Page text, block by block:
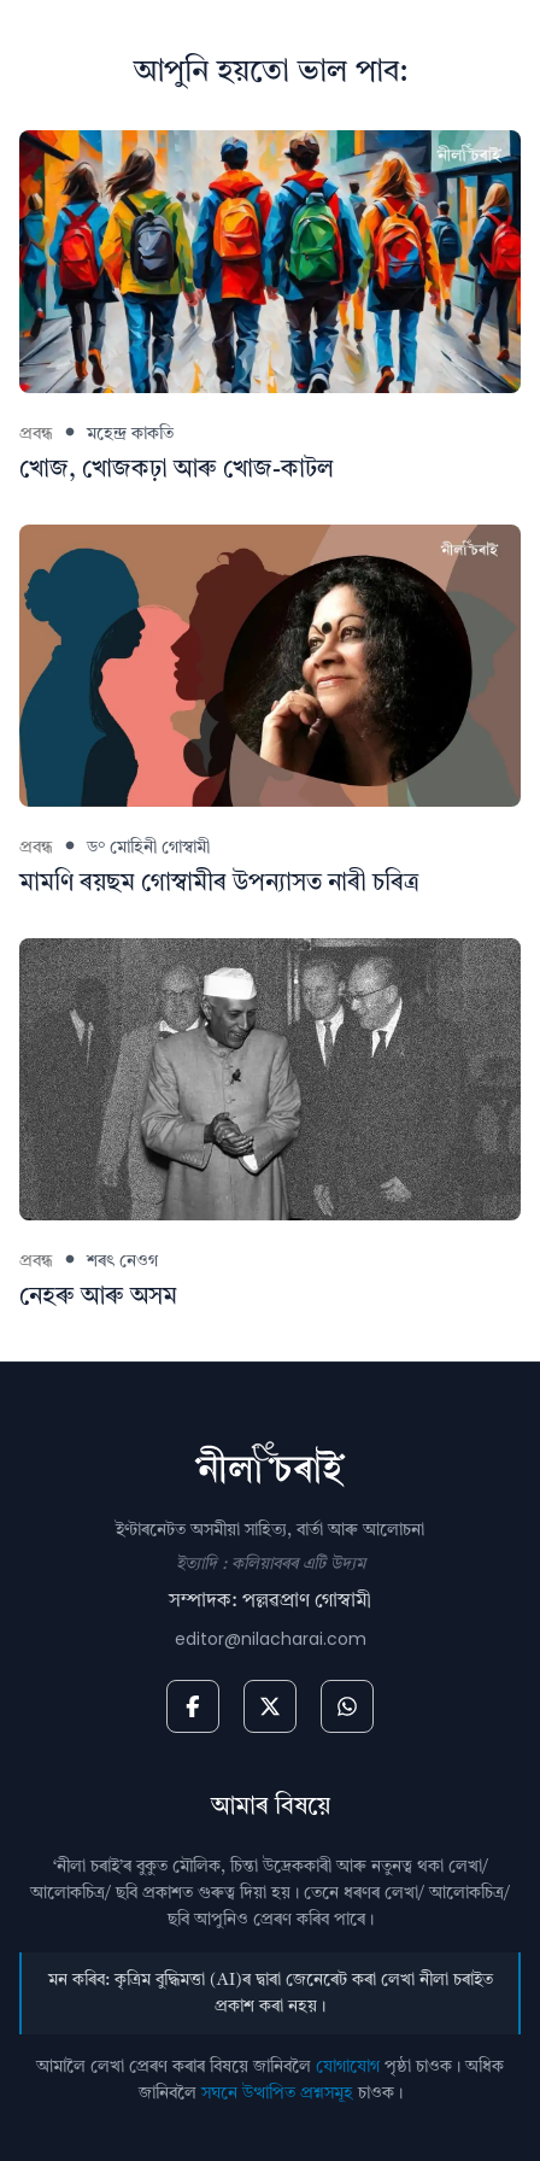
আপুনি হয়তো ভাল পাব:
প্ৰবন্ধ মহেন্দ্ৰ কাকতি
খোজ, খোজকঢ়া আৰু খোজ-কাটল
প্ৰবন্ধ ড° মোহিনী গোস্বামী
মামণি ৰয়ছম গোস্বামীৰ উপন্যাসত নাৰী চৰিত্ৰ
প্ৰবন্ধ শৰৎ নেওগ
নেহৰু আৰু অসম
ইণ্টাৰনেটত অসমীয়া সাহিত্য, বাৰ্তা আৰু আলোচনা
ইত্যাদি : কলিয়াবৰৰ এটি উদ্যম
সম্পাদক: পল্লৱপ্ৰাণ গোস্বামী
editor@nilacharai.com
আমাৰ বিষয়ে
‘নীলা চৰাই’ৰ বুকুত মৌলিক, চিন্তা উদ্রেককাৰী আৰু নতুনত্ব থকা লেখা/
আলোকচিত্ৰ/ ছবি প্রকাশত গুৰুত্ব দিয়া হয়। তেনে ধৰণৰ লেখা/ আলোকচিত্ৰ/
ছবি আপুনিও প্রেৰণ কৰিব পাৰে।
মন কৰিব: কৃত্ৰিম বুদ্ধিমত্তা (AI)ৰ দ্বাৰা জেনেৰেট কৰা লেখা নীলা চৰাইত
প্ৰকাশ কৰা নহয়।
আমালৈ লেখা প্ৰেৰণ কৰাৰ বিষয়ে জানিবলৈ যোগাযোগ পৃষ্ঠা চাওক। অধিক
জানিবলৈসঘনে উত্থাপিত প্ৰশ্নসমূহচাওক।